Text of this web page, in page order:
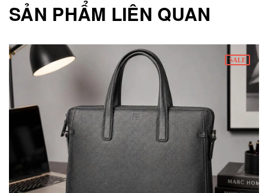
SẢN PHẨM LIÊN QUAN
SALE